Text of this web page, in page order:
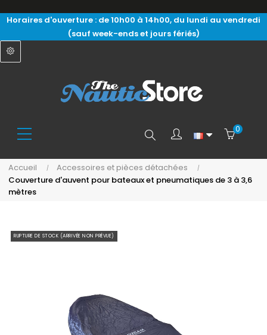
Horaires d'ouverture : de 10h00 à 14h00, du lundi au vendredi
(sauf week-ends et jours fériés)
Search
here...
0
Accueil
Accessoires et pièces détachées
Couverture d'auvent pour bateaux et pneumatiques de 3 à 3,6
mètres
RUPTURE DE STOCK (ARRIVÉE NON PRÉVUE)